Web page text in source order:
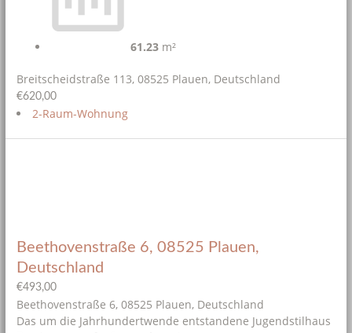
61.23 m²
Breitscheidstraße 113, 08525 Plauen, Deutschland
€620,00
2-Raum-Wohnung
Beethovenstraße 6, 08525 Plauen,
Deutschland
€493,00
Beethovenstraße 6, 08525 Plauen, Deutschland
Das um die Jahrhundertwende entstandene Jugendstilhaus